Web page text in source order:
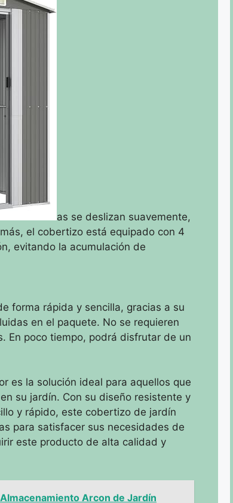
as se deslizan suavemente,
el cobertizo está equipado con 4
evitando la acumulación de
forma rápida y sencilla, gracias a su
en el paquete. No se requieren
En poco tiempo, podrá disfrutar de un
es la solución ideal para aquellos que
su jardín. Con su diseño resistente y
y rápido, este cobertizo de jardín
para satisfacer sus necesidades de
este producto de alta calidad y
Arcon de Jardín